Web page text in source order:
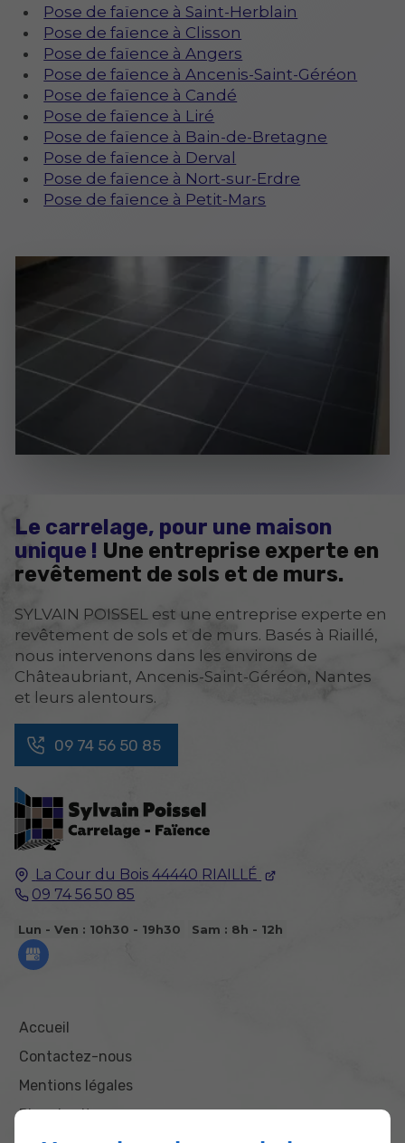
Pose de faïence à Saint-Herblain
Pose de faïence à Clisson
Pose de faïence à Angers
Pose de faïence à Ancenis-Saint-Géréon
Pose de faïence à Candé
Pose de faïence à Liré
Pose de faïence à Bain-de-Bretagne
Pose de faïence à Derval
Pose de faïence à Nort-sur-Erdre
Pose de faïence à Petit-Mars
La Cour du Bois 44440 RIAILLÉ
09 74 56 50 85
Lun - Ven : 10h30 - 19h30 Sam : 8h - 12h
Accueil
Contactez-nous
Mentions légales
Plan du site
Le carrelage, pour une maison
unique ! Une entreprise experte en
revêtement de sols et de murs.
SYLVAIN POISSEL est une entreprise experte en
revêtement de sols et de murs. Basés à Riaillé,
nous intervenons dans les environs de
Châteaubriant, Ancenis-Saint-Géréon, Nantes
et leurs alentours.
09 74 56 50 85